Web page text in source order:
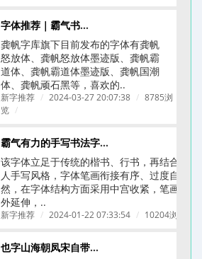
字体推荐｜霸气书法字体｜龚帆字库合集
龚帆字库旗下目前发布的字体有龚帆
怒放体、龚帆怒放体墨迹版、龚帆霸
道体、龚帆霸道体墨迹版、龚帆国潮
体、龚帆顽石黑等，喜欢的..
新字推荐 / 2024-03-27 20:07:38 / 8785浏
览 /
霸气有力的手写书法字体-龚帆怒放体(附下载链接)
该字体立足于传统的楷书、行书，再结合个
人手写风格，字体笔画衔接有序、过度自
然，在字体结构方面采用中宫收紧，笔画向
外延伸，..
新字推荐 / 2024-01-22 07:33:54 / 10204浏览
也字山海朝凤宋自带文艺古典刻本质感的字体